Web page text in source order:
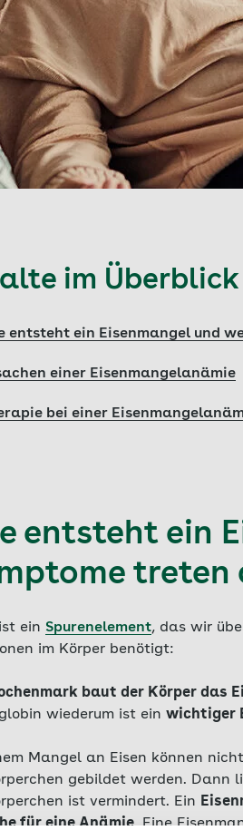
im Überblick
entsteht ein Eisenmangel und
einer Eisenmangelanämie
bei einer
entsteht ein
treten
ein Spurenelement, das wir
im Körper benötigt:
baut der Körper das
wiederum ist ein wichtiger
Mangel an Eisen können
gebildet werden. Dann
ist vermindert. Ein
für eine Anämie. Eine